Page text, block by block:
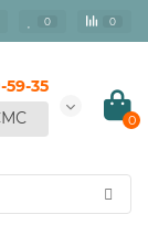
0 0
59-35
0